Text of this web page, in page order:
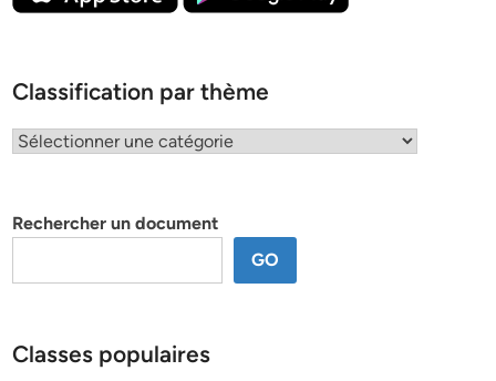
Classification par thème
Classification
Rechercher un document
GO
Classes populaires